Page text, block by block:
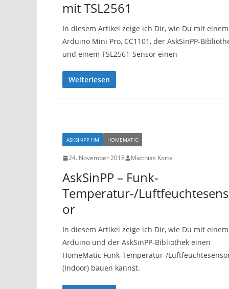
mit TSL2561
In diesem Artikel zeige ich Dir, wie Du mit einem
Arduino Mini Pro, CC1101, der AskSinPP-
und einem TSL2561-Sensor einen
Weiterlesen
ASKSINPP HM HOMEMATIC
24. November 2018 Matthias Korte
AskSinPP – Funk-
Temperatur-/Luftfeuchtesens
or
In diesem Artikel zeige ich Dir, wie Du mit einem
Arduino und der AskSinPP-Bibliothek einen
HomeMatic Funk-Temperatur-/
(Indoor) bauen kannst.